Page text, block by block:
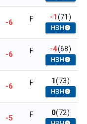
-6 F -1(71)
HBH
-6 F -4(68)
HBH
-6 F 1(73)
HBH
-5 F 0(72)